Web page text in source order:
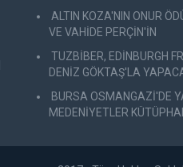
ALTIN KOZA'NIN ONUR
VE VAHİDE PERÇİN'İN
TUZBİBER, EDİNBURGH
DENİZ GÖKTAŞ'LA
BURSA OSMANGAZİ'DE
MEDENİYETLER